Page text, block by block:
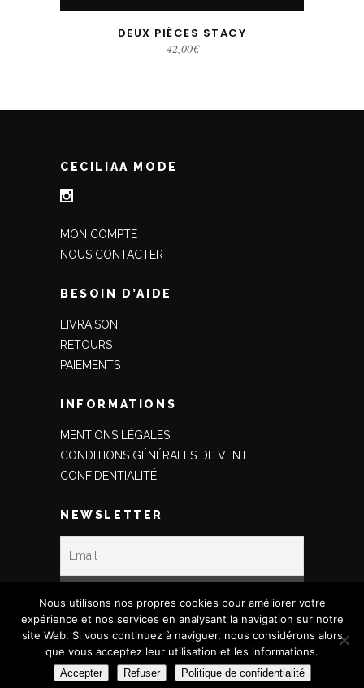
DEUX PIÈCES STACY
42,00€
CECILIAA MODE
MON COMPTE
NOUS CONTACTER
BESOIN D’AIDE
LIVRAISON
RETOURS
PAIEMENTS
INFORMATIONS
MENTIONS LÉGALES
CONDITIONS GÉNÉRALES DE VENTE
CONFIDENTIALITÉ
NEWSLETTER
Copyright © 2020 Ceciliaamode - Site créé
parAngélique Damour
Nous utilisons nos propres cookies pour améliorer votre
expérience et nos services en analysant la navigation sur notre
site Web. Si vous continuez à naviguer, nous considérons alors
que vous acceptez leur utilisation et les informations.
Accepter Refuser Politique de confidentialité